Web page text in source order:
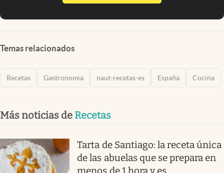
Temas relacionados
Recetas Gastronomia naut-recetas-es España Cocina
Más noticias de Recetas
Tarta de Santiago: la receta única
de las abuelas que se prepara en
menos de 1 hora y es